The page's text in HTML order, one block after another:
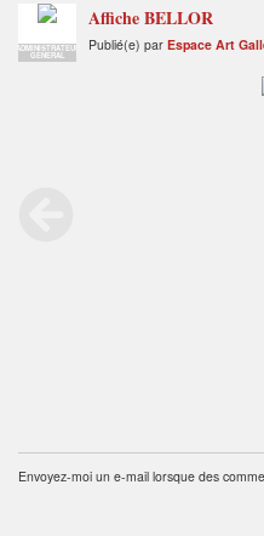
ADMINISTRATEUR
GENERAL
Affiche BELLOR
Publié(e) par Espace Art
Envoyez-moi un e-mail lorsque des